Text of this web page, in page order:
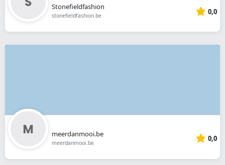
Stonefieldfashion
stonefieldfashion.be 0,0
meerdanmooi.be
meerdanmooi.be 0,0